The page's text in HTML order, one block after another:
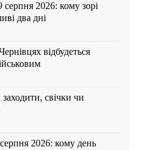
серпня 2026: кому зорі
два дні
відбудеться
свічки чи
2026: кому день